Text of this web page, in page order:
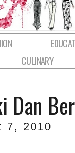
CULINARY
Dan
7, 2010